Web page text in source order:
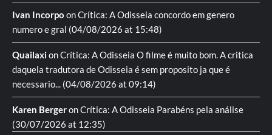
Ivan Incorpo onCrítica: A Odisseia concordo em genero
numero e gral (04/08/2026 at 15:48)
QuailaxionCrítica: A Odisseia O filme é muito bom. A critica
daquela tradutora de Odisseia é sem proposito ja que é
necessario... (04/08/2026 at 09:14)
Karen BergeronCrítica: A Odisseia Parabéns pela análise
(30/07/2026 at 12:35)